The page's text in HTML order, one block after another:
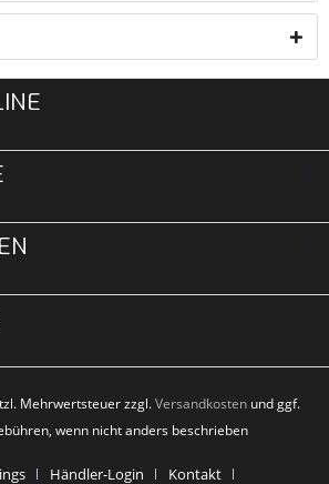
Mehrwertsteuer zzgl.Versandkosten und ggf.
wenn nicht anders beschrieben
Händler-Login Kontakt